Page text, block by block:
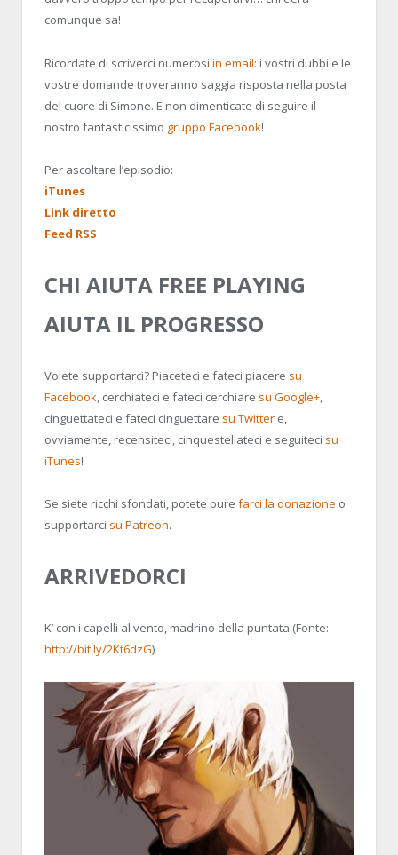
comunque sa!
Ricordate di scriverci numerosi in email: i vostri dubbi e le
vostre domande troveranno saggia risposta nella posta
del cuore di Simone. E non dimenticate di seguire il
nostro fantasticissimo gruppo Facebook!
Per ascoltare l’episodio:
iTunes
Link diretto
Feed RSS
CHI AIUTA FREE PLAYING
AIUTA IL PROGRESSO
Volete supportarci? Piaceteci e fateci piacere su
Facebook, cerchiateci e fateci cerchiare su Google+,
cinguettateci e fateci cinguettare su Twitter e,
ovviamente, recensiteci, cinquestellateci e seguiteci su
iTunes!
Se siete ricchi sfondati, potete pure farci la donazione o
supportarci su Patreon.
ARRIVEDORCI
K’ con i capelli al vento, madrino della puntata (Fonte:
http://bit.ly/2Kt6dzG)